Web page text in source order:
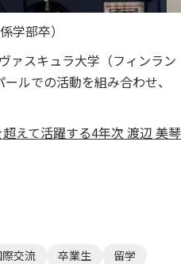
学部卒）
ァスキュラ大学（フィンラン
ルでの活動を組み合わせ、
えて活躍する4年次 渡辺 美琴
際交流 卒業生 留学